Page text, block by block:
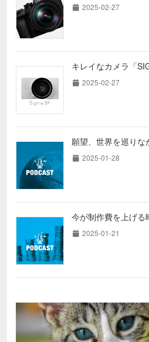
2025-02-27
キレイなカメラ「
2025-02-27
願望、世界を巡りな
2025-01-28
今が制作費を上げる
2025-01-21